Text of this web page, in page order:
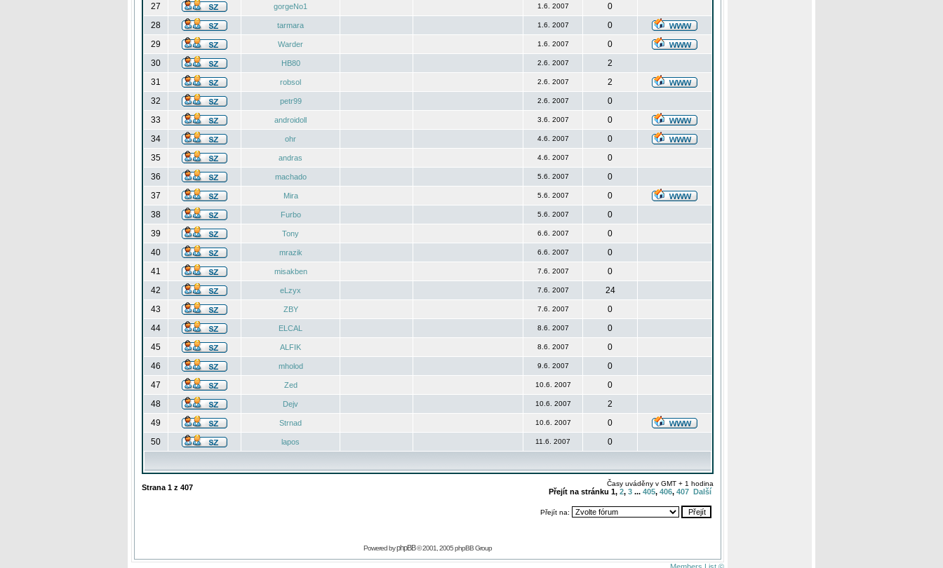
27
gorgeNo1 1.6. 2007
0
28
tarmara 1.6. 2007
0
29
Warder 1.6. 2007
0
30
HB80 2.6. 2007
2
31
robsol 2.6. 2007
2
32
petr99 2.6. 2007
0
33
androidoll 3.6. 2007
0
34
ohr 4.6. 2007
0
35
andras 4.6. 2007
0
36
machado 5.6. 2007
0
37
Mira 5.6. 2007
0
38
Furbo 5.6. 2007
0
39
Tony 6.6. 2007
0
40
mrazik 6.6. 2007
0
41
misakben 7.6. 2007
0
42
eLzyx 7.6. 2007
24
43
ZBY 7.6. 2007
0
44
ELCAL 8.6. 2007
0
45
ALFIK 8.6. 2007
0
46
mholod 9.6. 2007
0
47
Zed 10.6. 2007
0
48
Dejv 10.6. 2007
2
49
Strnad 10.6. 2007
0
50
lapos 11.6. 2007 0
Strana 1 z 407 Časy uváděny v GMT + 1 hodina
Přejít na stránku 1, 2, 3 ... 405, 406, 407 Další
Přejít na:
Powered byphpBB© 2001, 2005 phpBB Group